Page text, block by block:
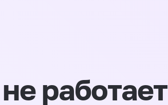
работает